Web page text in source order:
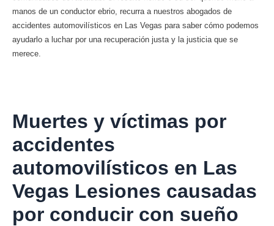
manos de un conductor ebrio, recurra a nuestros abogados de
accidentes automovilísticos en Las Vegas para saber cómo podemos
ayudarlo a luchar por una recuperación justa y la justicia que se
merece.
Muertes y víctimas por
accidentes
automovilísticos en Las
Vegas Lesiones causadas
por conducir con sueño